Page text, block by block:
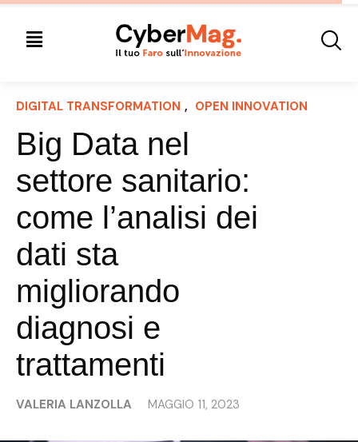
DIGITAL TRANSFORMATION , OPEN INNOVATION
Big Data nel
settore sanitario:
come l’analisi dei
dati sta
migliorando
diagnosi e
trattamenti
VALERIA LANZOLLA MAGGIO 11, 2023